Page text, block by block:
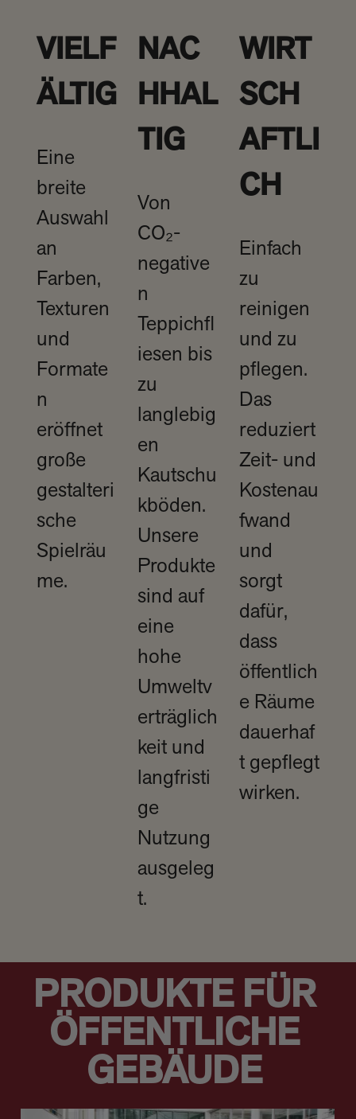
VIELF
ÄLTIG
Eine
breite
Auswahl
an
Farben,
Texturen
und
Formate
n
eröffnet
große
gestalteri
sche
Spielräu
me. ​
NAC
HHAL
TIG
Von
CO₂-
negative
n
Teppichfl
iesen bis
zu
langlebig
en
Kautschu
kböden.
Unsere
Produkte
sind auf
eine
hohe
Umweltv
erträglich
keit und
langfristi
ge
Nutzung
ausgeleg
t.​
WIRT
SCH
AFTLI
CH
Einfach
zu
reinigen
und zu
pflegen.
Das
reduziert
Zeit- und
Kostenau
fwand
und
sorgt
dafür,
dass
öffentlich
e Räume
dauerhaf
t gepflegt
wirken.​
PRODUKTE FÜR
ÖFFENTLICHE
GEBÄUDE